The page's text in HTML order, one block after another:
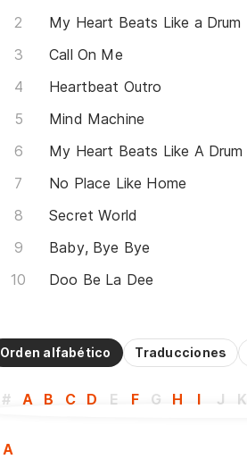
My Heart Beats Like a Drum
Call On Me
Heartbeat Outro
Mind Machine
No Place Like Home
Secret World
Baby, Bye Bye
Doo Be La Dee
Orden alfabético Traducciones
# A B C D E F G H I J K
A